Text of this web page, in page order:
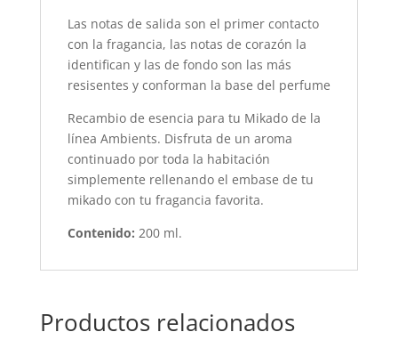
Las notas de salida son el primer contacto
con la fragancia, las notas de corazón la
identifican y las de fondo son las más
resisentes y conforman la base del perfume
Recambio de esencia para tu Mikado de la
línea Ambients. Disfruta de un aroma
continuado por toda la habitación
simplemente rellenando el embase de tu
mikado con tu fragancia favorita.
Contenido: 200 ml.
Productos relacionados